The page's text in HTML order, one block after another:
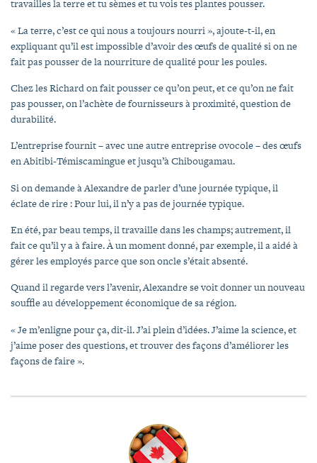
travailles la terre et tu sèmes et tu vois tes plantes pousser.
« La terre, c’est ce qui nous a toujours nourri », ajoute-t-il, en
expliquant qu’il est impossible d’avoir des œufs de qualité si on ne
fait pas pousser de la nourriture de qualité pour les poules.
Chez les Richard on fait pousser ce qu’on peut, et ce qu’on ne fait
pas pousser, on l’achète de fournisseurs à proximité, question de
durabilité.
L’entreprise fournit – avec une autre entreprise ovocole – des œufs
en Abitibi-Témiscamingue et jusqu’à Chibougamau.
Si on demande à Alexandre de parler d’une journée typique, il
éclate de rire : Pour lui, il n’y a pas de journée typique.
En été, par beau temps, il travaille dans les champs; autrement, il
fait ce qu’il y a à faire. À un moment donné, par exemple, il a aidé à
gérer les employés parce que son oncle s’était absenté.
Quand il regarde vers l’avenir, Alexandre se voit donner un nouveau
souffle au développement économique de sa région.
« Je m’enligne pour ça, dit-il. J’ai plein d’idées. J’aime la science, et
j’aime poser des questions, et trouver des façons d’améliorer les
façons de faire ».